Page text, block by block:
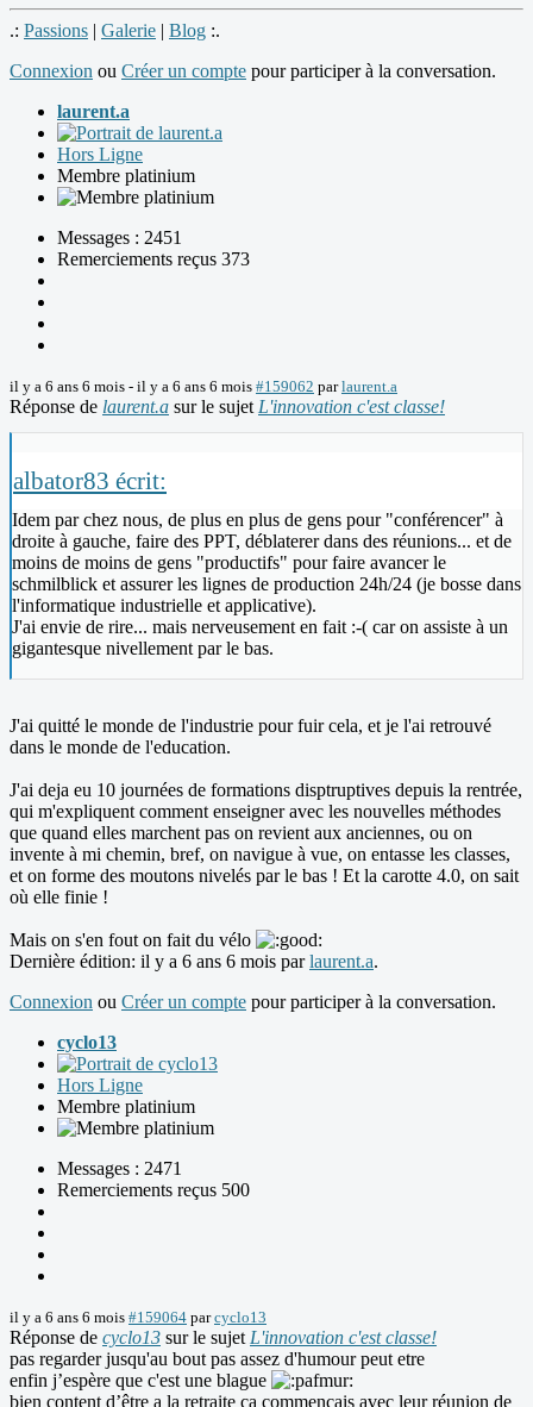
.: Passions | Galerie | Blog :.
Connexion ou Créer un compte pour participer à la conversation.
laurent.a
Hors Ligne
Membre platinium
Messages : 2451
Remerciements reçus 373
il y a 6 ans 6 mois - il y a 6 ans 6 mois #159062 parlaurent.a
Réponse de laurent.a sur le sujet L'innovation c'est classe!
albator83 écrit:
Idem par chez nous, de plus en plus de gens pour "conférencer" à
droite à gauche, faire des PPT, déblaterer dans des réunions... et de
moins de moins de gens "productifs" pour faire avancer le
schmilblick et assurer les lignes de production 24h/24 (je bosse dans
l'informatique industrielle et applicative).
J'ai envie de rire... mais nerveusement en fait :-( car on assiste à un
gigantesque nivellement par le bas.
J'ai quitté le monde de l'industrie pour fuir cela, et je l'ai retrouvé
dans le monde de l'education.
J'ai deja eu 10 journées de formations disptruptives depuis la rentrée,
qui m'expliquent comment enseigner avec les nouvelles méthodes
que quand elles marchent pas on revient aux anciennes, ou on
invente à mi chemin, bref, on navigue à vue, on entasse les classes,
et on forme des moutons nivelés par le bas ! Et la carotte 4.0, on sait
où elle finie !
Mais on s'en fout on fait du vélo
Dernière édition: il y a 6 ans 6 mois parlaurent.a.
Connexion ou Créer un compte pour participer à la conversation.
cyclo13
Hors Ligne
Membre platinium
Messages : 2471
Remerciements reçus 500
il y a 6 ans 6 mois #159064 parcyclo13
Réponse de cyclo13 sur le sujet L'innovation c'est classe!
pas regarder jusqu'au bout pas assez d'humour peut etre
enfin j’espère que c'est une blague
bien content d’être a la retraite ça commençais avec leur réunion de